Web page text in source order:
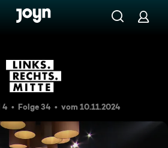
Trumps Triumph:
4 Folge 34 vom 10.11.2024